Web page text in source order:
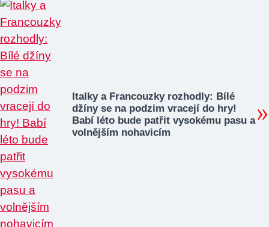
Italky a Francouzky rozhodly: Bílé
džíny se na podzim vracejí do hry!
Babí léto bude patřit vysokému pasu a
volnějším nohavicím